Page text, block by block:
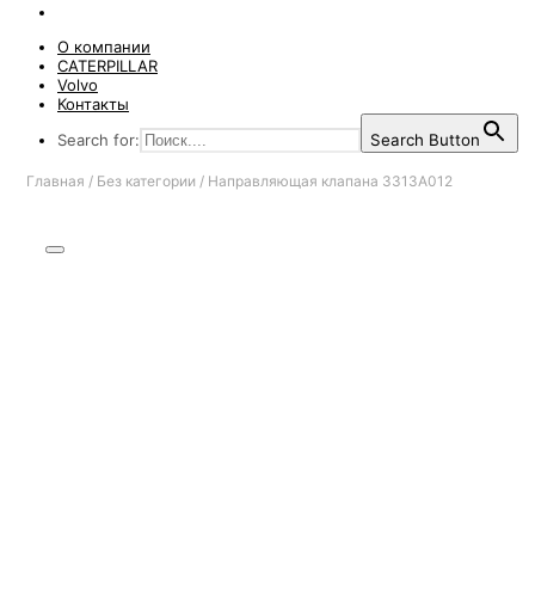
О компании
CATERPILLAR
Volvo
Контакты
Search for:
Search Button
Главная / Без категории / Направляющая клапана 3313A012